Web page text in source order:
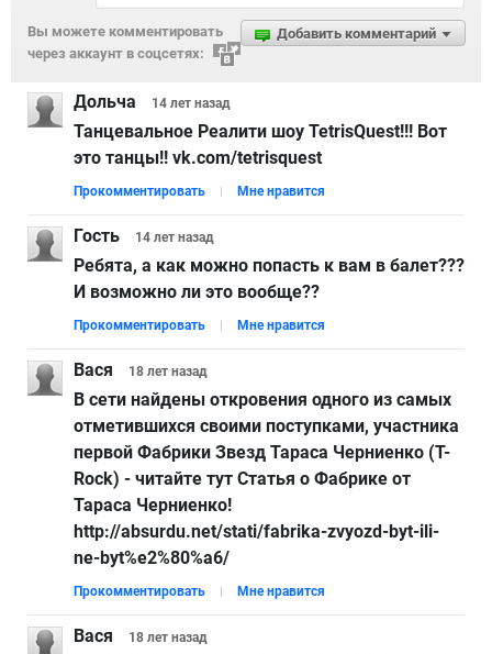
Добавить комментарий
Вы можете комментировать
через аккаунт в соцсетях:
Дольча 14 лет назад
Танцевальное Реалити шоу TetrisQuest!!! Вот
это танцы!! vk.com/tetrisquest
Прокомментировать Мне нравится
Гость 14 лет назад
Ребята, а как можно попасть к вам в балет???
И возможно ли это вообще??
Прокомментировать Мне нравится
Вася 18 лет назад
В сети найдены откровения одного из самых
отметившихся своими поступками, участника
первой Фабрики Звезд Тараса Черниенко (T-
Rock) - читайте тут Статья о Фабрике от
Тараса Черниенко!
http://absurdu.net/stati/fabrika-zvyozd-byt-ili-
ne-byt%e2%80%a6/
Прокомментировать Мне нравится
Вася 18 лет назад